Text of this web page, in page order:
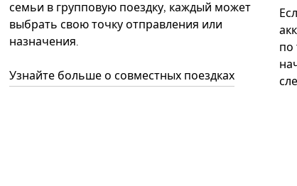
семьи в групповую поездку, каждый может
выбрать свою точку отправления или
назначения.
Узнайте больше о совместных поездках
по